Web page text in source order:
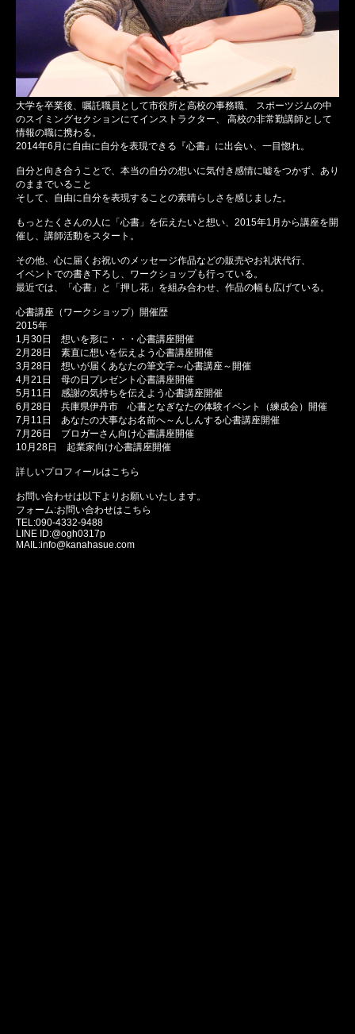
大学を卒業後、嘱託職員として市役所と高校の事務職、 スポーツジムの中
のスイミングセクションにてインストラクター、 高校の非常勤講師として
情報の職に携わる。
2014年6月に自由に自分を表現できる『心書』に出会い、一目惚れ。
自分と向き合うことで、本当の自分の想いに気付き感情に嘘をつかず、あり
のままでいること
そして、自由に自分を表現することの素晴らしさを感じました。
もっとたくさんの人に「心書」を伝えたいと想い、2015年1月から講座を開
催し、講師活動をスタート。
その他、心に届くお祝いのメッセージ作品などの販売やお礼状代行、
イベントでの書き下ろし、ワークショップも行っている。
最近では、「心書」と「押し花」を組み合わせ、作品の幅も広げている。
心書講座（ワークショップ）開催歴
2015年
1月30日 想いを形に・・・心書講座開催
2月28日 素直に想いを伝えよう心書講座開催
3月28日 想いが届くあなたの筆文字～心書講座～開催
4月21日 母の日プレゼント心書講座開催
5月11日 感謝の気持ちを伝えよう心書講座開催
6月28日 兵庫県伊丹市 心書となぎなたの体験イベント（練成会）開催
7月11日 あなたの大事なお名前へ～んしんする心書講座開催
7月26日 ブロガーさん向け心書講座開催
10月28日 起業家向け心書講座開催
詳しいプロフィールはこちら
お問い合わせは以下よりお願いいたします。
フォーム:お問い合わせはこちら
TEL:090-4332-9488
LINE ID:@ogh0317p
MAIL:info@kanahasue.com